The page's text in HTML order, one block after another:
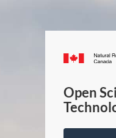
Open